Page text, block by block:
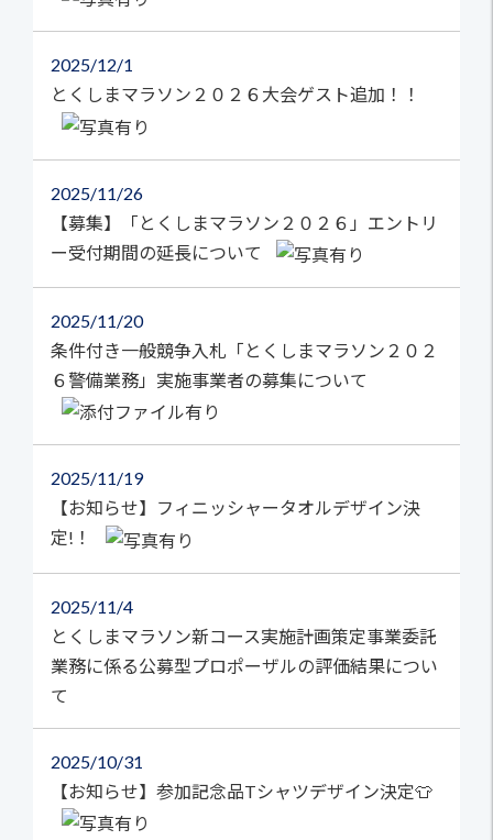
2025 12/1
とくしまマラソン２０２６大会ゲスト追加！！
2025 11/26
【募集】「とくしまマラソン２０２６」エントリ
ー受付期間の延長について
2025 11/20
条件付き一般競争入札「とくしまマラソン２０２
６警備業務」実施事業者の募集について
2025 11/19
【お知らせ】フィニッシャータオルデザイン決
定!！
2025 11/4
とくしまマラソン新コース実施計画策定事業委託
業務に係る公募型プロポーザルの評価結果につい
て
2025 10/31
【お知らせ】参加記念品Tシャツデザイン決定👕